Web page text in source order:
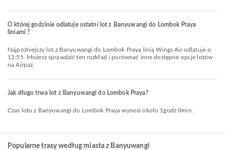
O której godzinie odlatuje ostatni lot z Banyuwangi do Lombok Praya
liniami ?
Najpóźniejszy lot z Banyuwangi do Lombok Praya linią Wings Air odlatuje o
12:55. Możesz sprawdzić ten rozkład i porównać inne dostępne opcje lotów
na Airpaz.
Jak długo trwa lot z Banyuwangi do Lombok Praya?
Czas lotu z Banyuwangi do Lombok Praya wynosi około 1godz 0min.
Popularne trasy według miasta z Banyuwangi